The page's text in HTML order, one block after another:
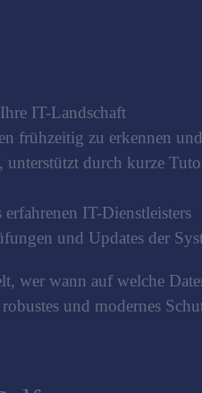
IT-Landschaft
frühzeitig zu erkennen
durch kurze
IT-Dienstleisters
und Updates der
wer wann auf welche
und modernes